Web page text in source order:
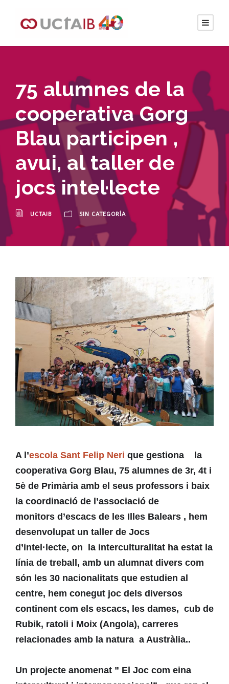
75 alumnes de la
cooperativa Gorg
Blau participen ,
avui, al taller de
jocs intel·lecte
UCTAIB SIN CATEGORÍA
A l’escola Sant Felip Neri que gestiona la
cooperativa Gorg Blau, 75 alumnes de 3r, 4t i
5è de Primària amb el seus professors i baix
la coordinació de l’associació de
monitors d’escacs de les Illes Balears , hem
desenvolupat un taller de Jocs
d’intel·lecte, on la interculturalitat ha estat la
línia de treball, amb un alumnat divers com
són les 30 nacionalitats que estudien al
centre, hem conegut joc dels diversos
continent com els escacs, les dames, cub de
Rubik, ratoli i Moix (Angola), carreres
relacionades amb la natura a Austràlia..
Un projecte anomenat ” El Joc com eina